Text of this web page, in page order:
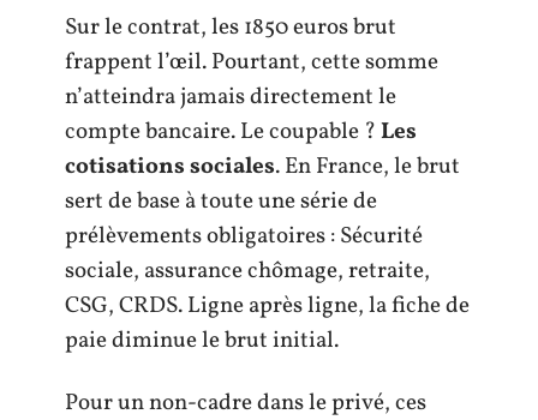
Sur le contrat, les 1850 euros brut
frappent l’œil. Pourtant, cette somme
n’atteindra jamais directement le
compte bancaire. Le coupable ?Les
cotisations sociales. En France, le brut
sert de base à toute une série de
prélèvements obligatoires : Sécurité
sociale, assurance chômage, retraite,
CSG, CRDS. Ligne après ligne, la fiche de
paie diminue le brut initial.
Pour un non-cadre dans le privé, ces